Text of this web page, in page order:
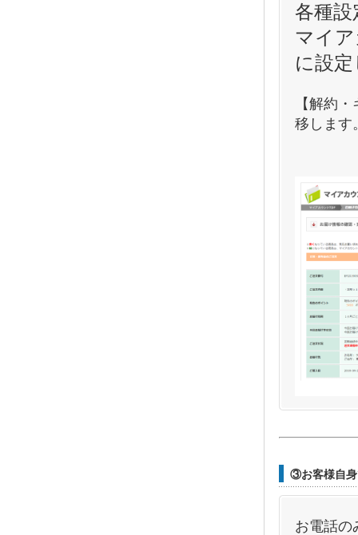
各種設
マイ
に設
【解約
移します
③お客様自身
お電話の